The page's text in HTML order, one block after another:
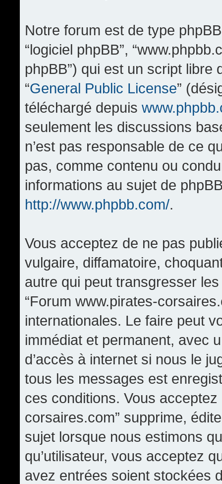
Notre forum est de type phpBB
“logiciel phpBB”,
phpBB”) qui est un script
“General Public License”
téléchargé depuis
seulement les discussions
n’est pas responsable de ce
pas, comme contenu ou
informations au sujet de
http://www.phpbb.com/.
Vous acceptez de ne pas
vulgaire, diffamatoire,
autre qui peut transgresser
“Forum www.pirates-
internationales. Le faire peut
immédiat et permanent, avec
d’accès à internet si nous le
tous les messages est
ces conditions. Vous
corsaires.com” supprime,
sujet lorsque nous estimons
qu’utilisateur, vous acceptez
avez entrées soient stockées